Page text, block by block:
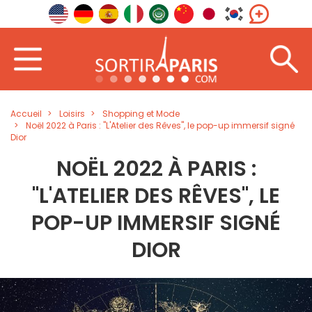
Accueil Loisirs
Shopping et Mode
Noël 2022 à Paris : "L'Atelier des Rêves", le pop-up immersif signé
Dior
NOËL 2022 À PARIS :
"L'ATELIER DES RÊVES", LE
POP-UP IMMERSIF SIGNÉ
DIOR